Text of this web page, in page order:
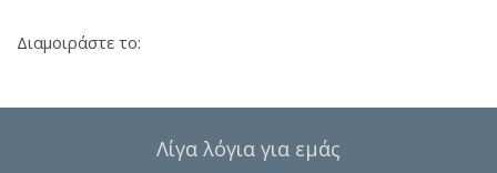
Διαμοιράστε το:
Λίγα λόγια για εμάς